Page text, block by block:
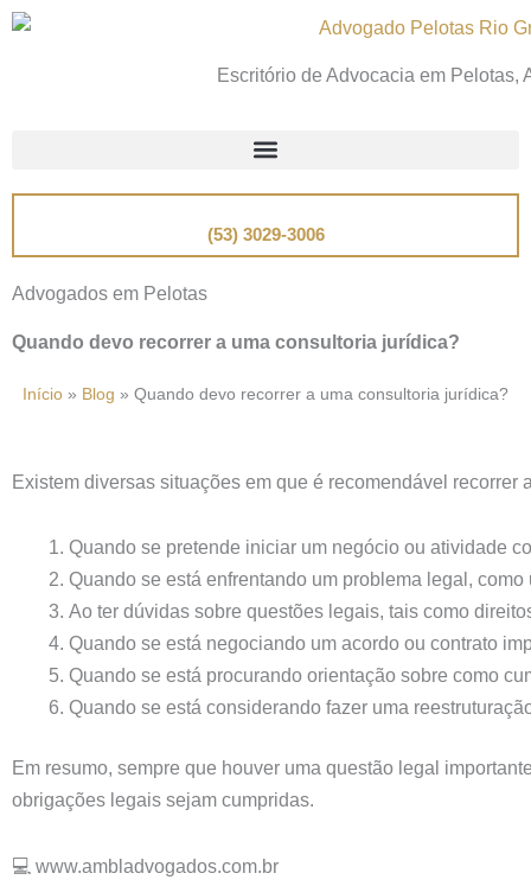
Escritório de Advocacia em Pelotas,
(53) 3029-3006
Advogados em Pelotas
Quando devo recorrer a uma consultoria jurídica?
Início » Blog » Quando devo recorrer a uma consultoria jurídica?
Existem diversas situações em que é recomendável recorrer
Quando se pretende iniciar um negócio ou atividade
Quando se está enfrentando um problema legal,
Ao ter dúvidas sobre questões legais, tais como
Quando se está negociando um acordo ou contrato
Quando se está procurando orientação sobre como
Quando se está considerando fazer uma
Em resumo, sempre que houver uma questão legal
obrigações legais sejam cumpridas.
💻 www.ambladvogados.com.br